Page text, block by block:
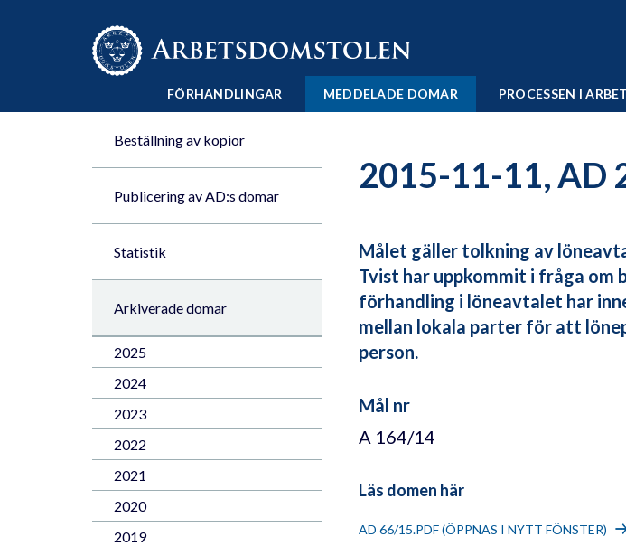
Till innehåll på sidan x
FÖRHANDLINGAR MEDDELADE DOMAR PROCESSEN I
Beställning av kopior
Publicering av AD:s domar
Statistik
Arkiverade domar
2025
2024
2023
2022
2021
2020
2019
2015-11-11, AD
Målet gäller tolkning av
Tvist har uppkommit i fråga om
förhandling i löneavtalet har
mellan lokala parter för att
person.
Mål nr
A 164/14
Läs domen här
AD 66/15.PDF (ÖPPNAS I NYTT FÖNSTER)